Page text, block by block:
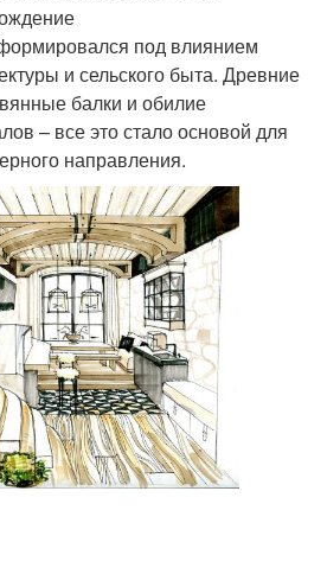
под влиянием
и сельского быта. Древние
балки и обилие
– все это стало основой для
направления.